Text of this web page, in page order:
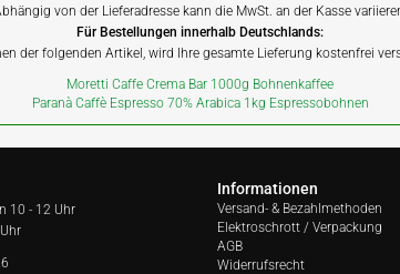
von der Lieferadresse kann die MwSt. an der Kasse
Für Bestellungen innerhalb Deutschlands:
der folgenden Artikel, wird Ihre gesamte Lieferung kostenfrei
Moretti Caffe Crema Bar 1000g Bohnenkaffee
Paranà Caffè Espresso 70% Arabica 1kg Espressobohnen
10 - 12 Uhr
Informationen
Versand- & Bezahlmethoden
Elektroschrott / Verpackung
AGB
Widerrufsrecht